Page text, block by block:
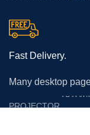
Fast Delivery.
Many desktop
PROJECTOR
โปรเจค